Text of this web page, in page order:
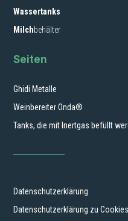
Wassertanks
Milchbehälter
Seiten
Ghidi Metalle
Weinbereiter Onda®
Tanks, die mit Inertgas befüllt
Datenschutzerklärung
Datenschutzerklärung zu Cookies